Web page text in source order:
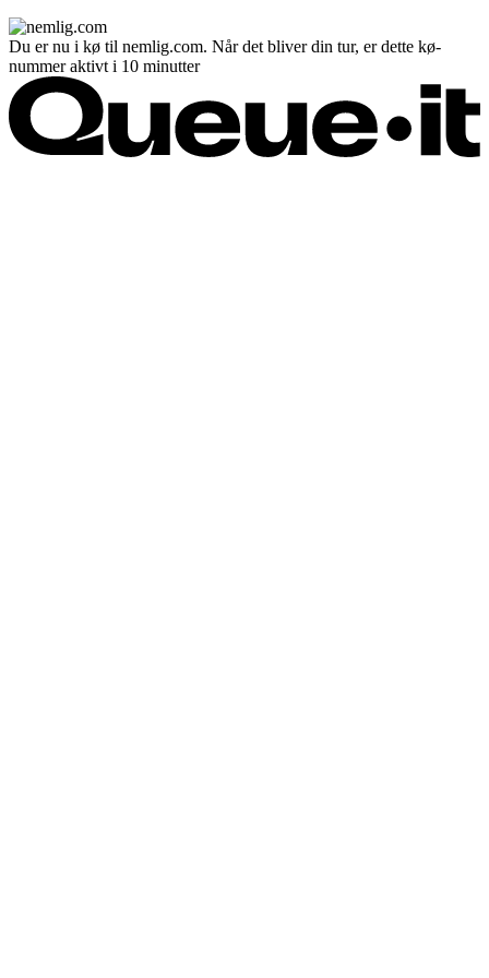
Du er nu i kø til nemlig.com. Når det bliver din tur, er dette kø-
nummer aktivt i 10 minutter